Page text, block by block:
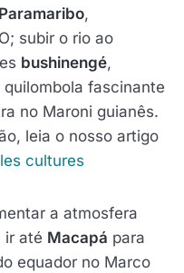
Paramaribo,
subir o rio ao
bushinengé,
fascinante
no Maroni guianês.
leia o nosso artigo
cultures
a atmosfera
ir até Macapá para
equador no Marco